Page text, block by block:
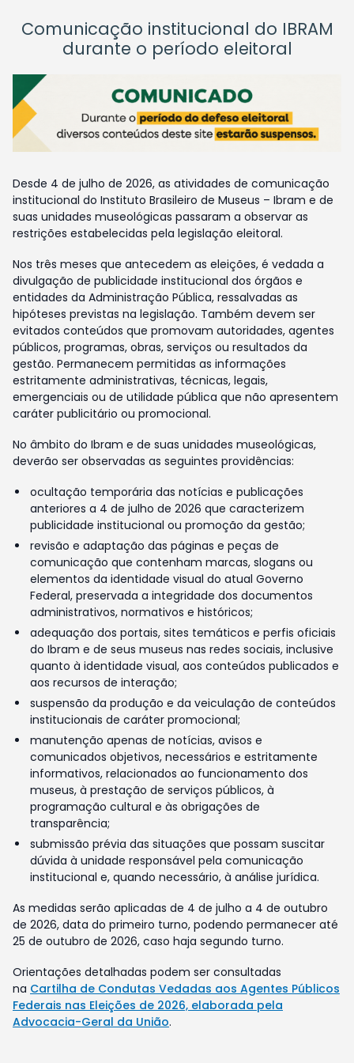
Comunicação institucional do IBRAM
durante o período eleitoral
Desde 4 de julho de 2026, as atividades de comunicação
institucional do Instituto Brasileiro de Museus – Ibram e de
suas unidades museológicas passaram a observar as
restrições estabelecidas pela legislação eleitoral.
Nos três meses que antecedem as eleições, é vedada a
divulgação de publicidade institucional dos órgãos e
entidades da Administração Pública, ressalvadas as
hipóteses previstas na legislação. Também devem ser
evitados conteúdos que promovam autoridades, agentes
públicos, programas, obras, serviços ou resultados da
gestão. Permanecem permitidas as informações
estritamente administrativas, técnicas, legais,
emergenciais ou de utilidade pública que não apresentem
caráter publicitário ou promocional.
No âmbito do Ibram e de suas unidades museológicas,
deverão ser observadas as seguintes providências:
ocultação temporária das notícias e publicações
anteriores a 4 de julho de 2026 que caracterizem
publicidade institucional ou promoção da gestão;
revisão e adaptação das páginas e peças de
comunicação que contenham marcas, slogans ou
elementos da identidade visual do atual Governo
Federal, preservada a integridade dos documentos
administrativos, normativos e históricos;
adequação dos portais, sites temáticos e perfis oficiais
do Ibram e de seus museus nas redes sociais, inclusive
quanto à identidade visual, aos conteúdos publicados e
aos recursos de interação;
suspensão da produção e da veiculação de conteúdos
institucionais de caráter promocional;
manutenção apenas de notícias, avisos e
comunicados objetivos, necessários e estritamente
informativos, relacionados ao funcionamento dos
museus, à prestação de serviços públicos, à
programação cultural e às obrigações de
transparência;
submissão prévia das situações que possam suscitar
dúvida à unidade responsável pela comunicação
institucional e, quando necessário, à análise jurídica.
As medidas serão aplicadas de 4 de julho a 4 de outubro
de 2026, data do primeiro turno, podendo permanecer até
25 de outubro de 2026, caso haja segundo turno.
Orientações detalhadas podem ser consultadas
na Cartilha de Condutas Vedadas aos Agentes Públicos
Federais nas Eleições de 2026, elaborada pela
Advocacia-Geral da União.